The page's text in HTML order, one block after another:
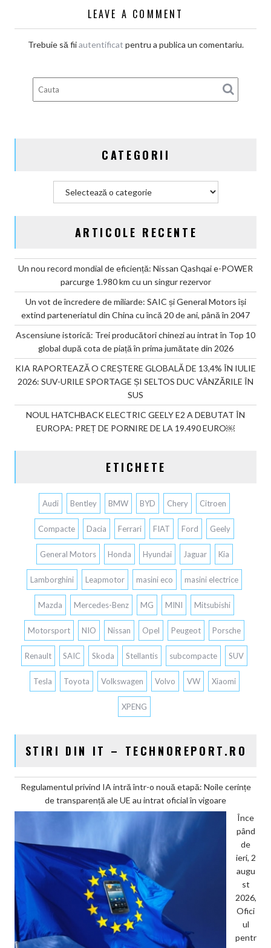
LEAVE A COMMENT
Trebuie să fiiautentificat pentru a publica un comentariu.
CATEGORII
ARTICOLE RECENTE
Un nou record mondial de eficiență: Nissan Qashqai e-POWER
parcurge 1.980 km cu un singur rezervor
Un vot de încredere de miliarde: SAIC și General Motors își
extind parteneriatul din China cu încă 20 de ani, până în 2047
Ascensiune istorică: Trei producători chinezi au intrat în Top 10
global după cota de piață în prima jumătate din 2026
KIA RAPORTEAZĂ O CREȘTERE GLOBALĂ DE 13,4% ÎN IULIE
2026: SUV-URILE SPORTAGE ȘI SELTOS DUC VÂNZĂRILE ÎN
SUS
NOUL HATCHBACK ELECTRIC GEELY E2 A DEBUTAT ÎN
EUROPA: PREȚ DE PORNIRE DE LA 19.490 EURO￼
ETICHETE
Audi Bentley BMW BYD Chery Citroen
Compacte Dacia Ferrari FIAT Ford Geely
General Motors Honda Hyundai Jaguar Kia
Lamborghini Leapmotor masini eco masini electrice
Mazda Mercedes-Benz MG MINI Mitsubishi
Motorsport NIO Nissan Opel Peugeot Porsche
Renault SAIC Skoda Stellantis subcompacte SUV
Tesla Toyota Volkswagen Volvo VW Xiaomi
XPENG
STIRI DIN IT – TECHNOREPORT.RO
Regulamentul privind IA intră într-o nouă etapă: Noile cerințe
de transparență ale UE au intrat oficial în vigoare
Înce
pând
de
ieri, 2
augu
st
2026,
Ofici
ul
pentr